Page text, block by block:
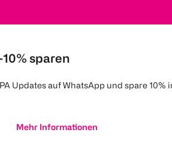
sparen
Updates auf WhatsApp und spare 10%
Mehr Informationen